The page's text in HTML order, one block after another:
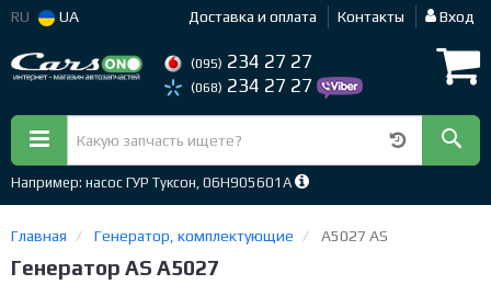
RU UA Доставка и оплата Контакты Вход
(095) 234 27 27
(068) 234 27 27
Например: насос ГУР Туксон, 06H905601A
Главная Генератор, комплектующие A5027 AS
Генератор AS A5027